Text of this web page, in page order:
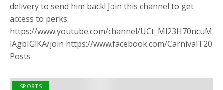
delivery to send him back! Join this channel to get
access to perks:
https://www.youtube.com/channel/UCt_Ml23H70ncuM
lAgbIGlKA/join https://www.facebook.com/CarnivalT20
Posts
SPORTS